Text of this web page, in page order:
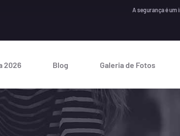
A segurança é um investimento
2026 Blog Galeria de Fotos